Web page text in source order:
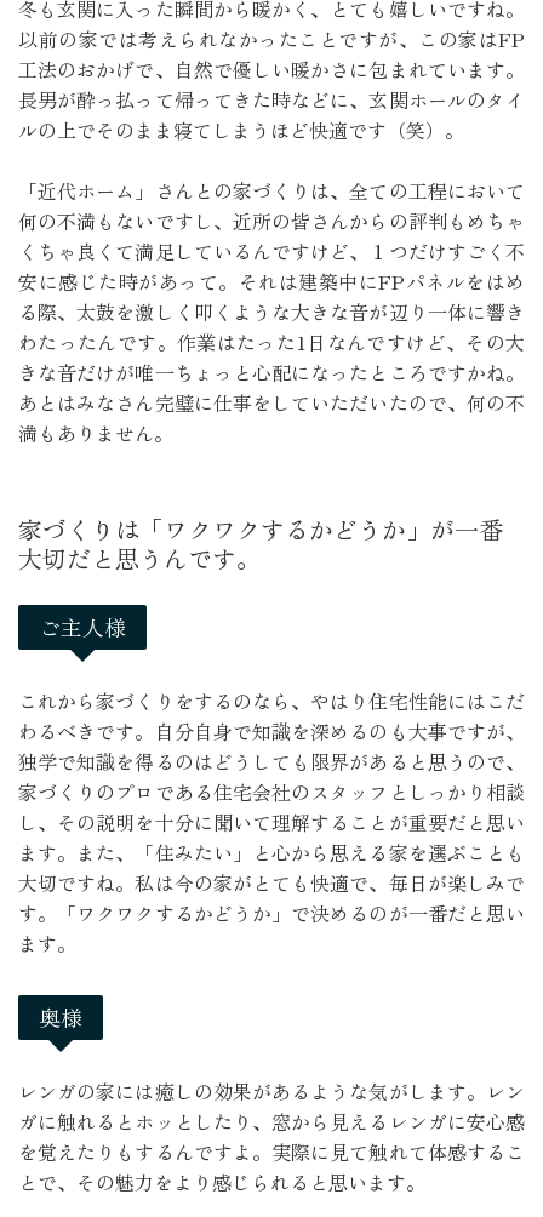
冬も玄関に入った瞬間から暖かく、とても嬉しいですね。
以前の家では考えられなかったことですが、この家はFP
工法のおかげで、自然で優しい暖かさに包まれています。
長男が酔っ払って帰ってきた時などに、玄関ホールのタイ
ルの上でそのまま寝てしまうほど快適です（笑）。
「近代ホーム」さんとの家づくりは、全ての工程において
何の不満もないですし、近所の皆さんからの評判もめちゃ
くちゃ良くて満足しているんですけど、１つだけすごく不
安に感じた時があって。それは建築中にFPパネルをはめ
る際、太鼓を激しく叩くような大きな音が辺り一体に響き
わたったんです。作業はたった1日なんですけど、その大
きな音だけが唯一ちょっと心配になったところですかね。
あとはみなさん完璧に仕事をしていただいたので、何の不
満もありません。
家づくりは「ワクワクするかどうか」が一番
大切だと思うんです。
ご主人様
これから家づくりをするのなら、やはり住宅性能にはこだ
わるべきです。自分自身で知識を深めるのも大事ですが、
独学で知識を得るのはどうしても限界があると思うので、
家づくりのプロである住宅会社のスタッフとしっかり相談
し、その説明を十分に聞いて理解することが重要だと思い
ます。また、「住みたい」と心から思える家を選ぶことも
大切ですね。私は今の家がとても快適で、毎日が楽しみで
す。「ワクワクするかどうか」で決めるのが一番だと思い
ます。
奥様
レンガの家には癒しの効果があるような気がします。レン
ガに触れるとホッとしたり、窓から見えるレンガに安心感
を覚えたりもするんですよ。実際に見て触れて体感するこ
とで、その魅力をより感じられると思います。